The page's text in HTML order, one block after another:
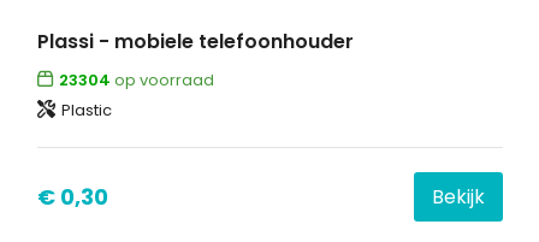
Plassi - mobiele telefoonhouder
23304 op voorraad
Plastic
€ 0,30 Bekijk